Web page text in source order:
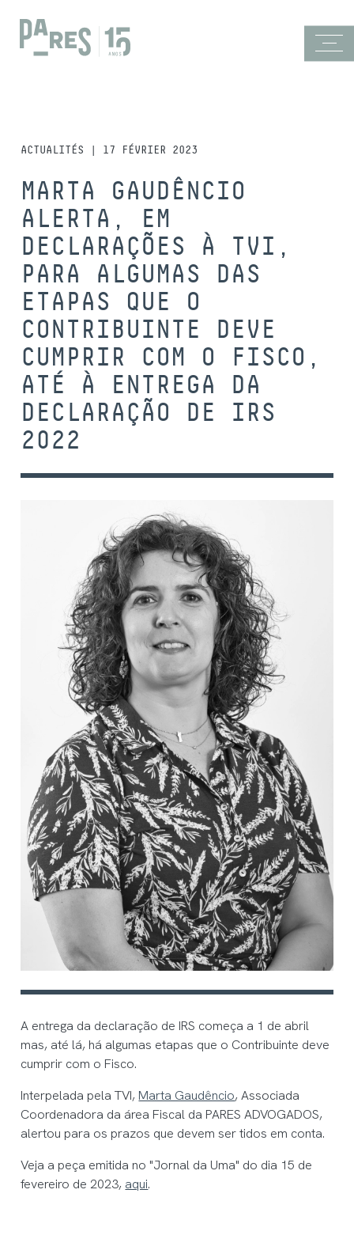
ACTUALITÉS | 17 FÉVRIER 2023
MARTA GAUDÊNCIO
ALERTA, EM
DECLARAÇÕES À TVI,
PARA ALGUMAS DAS
ETAPAS QUE O
CONTRIBUINTE DEVE
CUMPRIR COM O FISCO,
ATÉ À ENTREGA DA
DECLARAÇÃO DE IRS
2022
A entrega da declaração de IRS começa a 1 de abril
mas, até lá, há algumas etapas que o Contribuinte deve
cumprir com o Fisco.
Interpelada pela TVI, Marta Gaudêncio, Associada
Coordenadora da área Fiscal da PARES ADVOGADOS,
alertou para os prazos que devem ser tidos em conta.
Veja a peça emitida no "Jornal da Uma" do dia 15 de
fevereiro de 2023, aqui.